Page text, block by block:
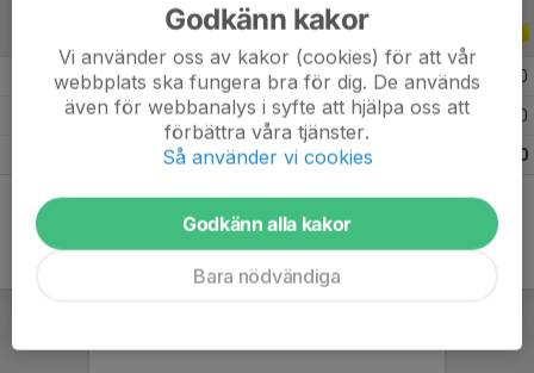
ALLA ÅR
2026 5 0 0 0
11 0 0
0
Godkänn kakor
Vi använder oss av kakor (cookies) för att vår
webbplats ska fungera bra för dig. De används
även för webbanalys i syfte att hjälpa oss att
förbättra våra tjänster.
Så använder vi cookies
Godkänn alla kakor
Bara nödvändiga